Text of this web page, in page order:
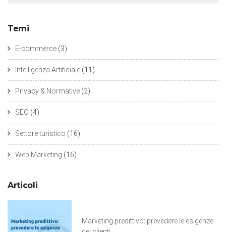
Temi
E-commerce (3)
Intelligenza Artificiale (11)
Privacy & Normative (2)
SEO (4)
Settore turistico (16)
Web Marketing (16)
Articoli
Marketing predittivo: prevedere le esigenze